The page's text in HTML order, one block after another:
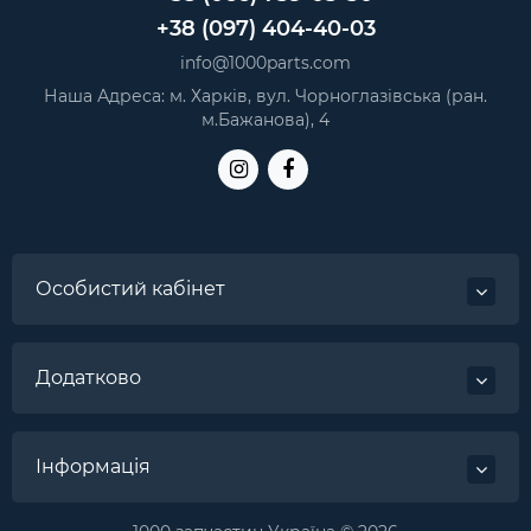
+38 (097) 404-40-03
info@1000parts.com
Наша Адреса: м. Харків, вул. Чорноглазівська (ран.
м.Бажанова), 4
Особистий кабінет
Додатково
Інформація